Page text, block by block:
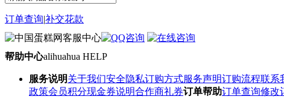
订单查询|补交花款
帮助中心alihuahua HELP
服务说明关于我们安全隐私订购方式服务声明订购流程联系
政策会员积分现金券说明合作商礼券订单帮助订单查询修改